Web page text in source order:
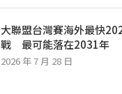
大聯盟台灣賽海外最快
戰 最可能落在2031年
2026 年 7 月 28 日